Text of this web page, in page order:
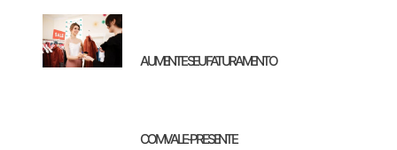
AUMENTE SEU FATURAMENTO
COM VALE-PRESENTE